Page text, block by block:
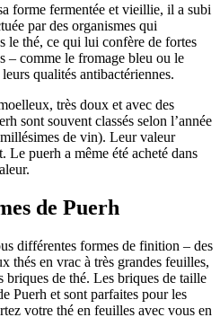
forme fermentée et vieillie, il a subi
par des organismes qui
le thé, ce qui lui confère de fortes
– comme le fromage bleu ou le
qualités antibactériennes.
très doux et avec des
sont souvent classés selon l’année
de vin). Leur valeur
Le puerh a même été acheté dans
de Puerh
différentes formes de finition – des
thés en vrac à très grandes feuilles,
briques de thé. Les briques de taille
Puerh et sont parfaites pour les
votre thé en feuilles avec vous en